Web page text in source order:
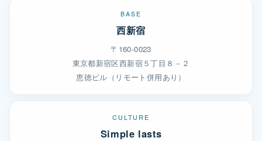
BASE
西新宿
〒160-0023
東京都新宿区西新宿５丁目８－２
恵徳ビル（リモート併用あり）
CULTURE
Simple lasts